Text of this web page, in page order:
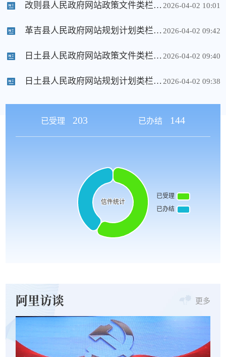
改则县人民政府网站政策文件类栏目开设情况 2026-04-02 10:01
革吉县人民政府网站规划计划类栏目开设情况 2026-04-02 09:42
日土县人民政府网站政策文件类栏目开设情况 2026-04-02 09:40
日土县人民政府网站规划计划类栏目开设情况 2026-04-02 09:38
已受理 203 已办结 144
阿里访谈 更多